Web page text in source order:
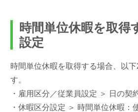
時間単位休暇を取得
設定
時間単位休暇を取得する場合、以
す。
・雇用区分／従業員設定 ＞ 日の契
・休暇区分設定 ＞ 時間単位休暇：